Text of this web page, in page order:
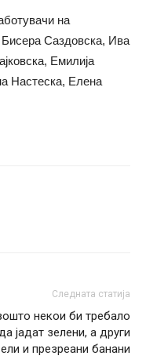
на
Бисера Саздовска, Ива
Емилија
Настеска, Елена
Следната статија
некои би требало
јадат зелени, а други
и презреани банани